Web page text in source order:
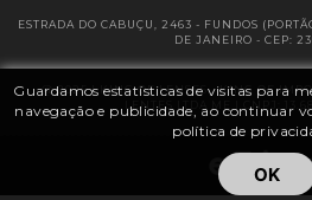
Guardamos estatísticas de visitas para
navegação e publicidade, ao continuar
política de
OK
ESTRADA DO CABUÇU, 2463 - FUNDOS
DE JANEIRO - CEP:
@ 2025 | KING OF LENSES - KING OF
LENTES LTDA ME | CNPJ: